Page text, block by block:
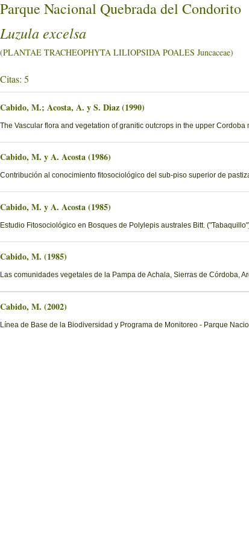
Parque Nacional Quebrada del Condorito
Luzula excelsa
(PLANTAE TRACHEOPHYTA LILIOPSIDA POALES Juncaceae)
Citas: 5
Cabido, M.; Acosta, A. y S. Diaz (1990)
The Vascular flora and vegetation of granitic outcrops in the upper
Cabido, M. y A. Acosta (1986)
Contribución al conocimiento fitosociológico del sub-piso superior de
Cabido, M. y A. Acosta (1985)
Estudio Fitosociológico en Bosques de Polylepis australes Bitt.
Cabido, M. (1985)
Las comunidades vegetales de la Pampa de Achala, Sierras de Córdoba,
Cabido, M. (2002)
Línea de Base de la Biodiversidad y Programa de Monitoreo - Parque